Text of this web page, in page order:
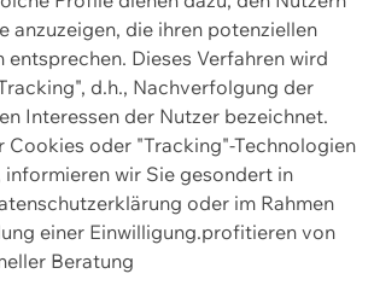
anzuzeigen, die ihren potenziellen
entsprechen. Dieses Verfahren wird
d.h., Nachverfolgung der
Interessen der Nutzer bezeichnet.
Cookies oder "Tracking"-Technologien
informieren wir Sie gesondert in
oder im Rahmen
einer Einwilligung.profitieren von
Beratung